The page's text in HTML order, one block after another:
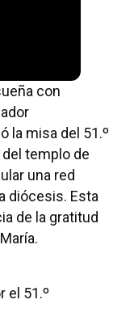
con
la misa del 51.º
templo de
una red
diócesis. Esta
de la gratitud
el 51.º